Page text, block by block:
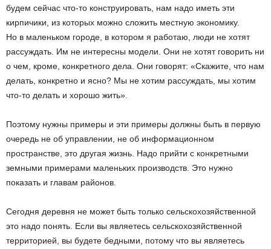
будем сейчас что-то конструировать, нам надо иметь эти
кирпичики, из которых можно сложить местную экономику.
Но в маленьком городе, в котором я работаю, люди не хотят
рассуждать. Им не интересны модели. Они не хотят говорить ни
о чем, кроме, конкретного дела. Они говорят: «Скажите, что нам
делать, конкретно и ясно? Мы не хотим рассуждать, мы хотим
что-то делать и хорошо жить».
Поэтому нужны примеры и эти примеры должны быть в первую
очередь не об управлении, не об информационном
пространстве, это другая жизнь. Надо прийти с конкретными
земными примерами маленьких производств. Это нужно
показать и главам районов.
Сегодня деревня не может быть только сельскохозяйственной
это надо понять. Если вы являетесь сельскохозяйственной
территорией, вы будете бедными, потому что вы являетесь